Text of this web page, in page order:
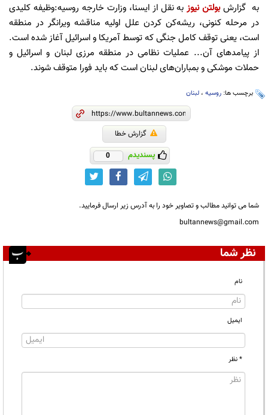
به گزارشبولتن نیوزبه نقل از ایسنا، وزارت خارجه روسیه:وظیفه کلیدی
در مرحله کنونی، ریشه‌کن کردن علل اولیه مناقشه ویرانگر در منطقه
است، یعنی توقف کامل جنگی که توسط آمریکا و اسرائیل آغاز شده است.
از پیامدهای آن... عملیات نظامی در منطقه مرزی لبنان و اسرائیل و
حملات موشکی و بمباران‌های لبنان است که باید فورا متوقف شوند.
برچسب ها: روسیه ، لبنان
گزارش خطا
پسندیدم 0
شما می توانید مطالب و تصاویر خود را به آدرس زیر ارسال فرمایید.
bultannews@gmail.com
نظر شما
نام
ایمیل
* نظر